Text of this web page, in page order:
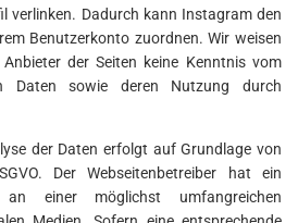
verlinken. Dadurch kann Instagram den
Benutzerkonto zuordnen. Wir weisen
der Seiten keine Kenntnis vom
Daten sowie deren Nutzung durch
der Daten erfolgt auf Grundlage von
Der Webseitenbetreiber hat ein
an einer möglichst umfangreichen